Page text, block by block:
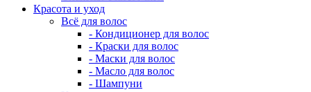
Красота и уход
Всё для волос
- Кондиционер для волос
- Краски для волос
- Маски для волос
- Масло для волос
- Шампуни